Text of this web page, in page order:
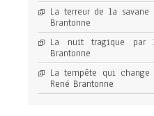
La terreur de la
Brantonne
La nuit tragique par
Brantonne
La tempête qui
René Brantonne